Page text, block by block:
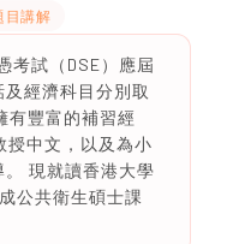
目講解
考試（DSE）應屆
經濟科目分別取
有豐富的補習經
授中文，以及為小
現就讀香港大學
公共衛生碩士課